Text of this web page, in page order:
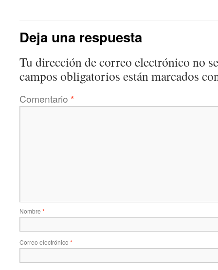
Deja una respuesta
Tu dirección de correo electrónico no
campos obligatorios están marcados
Comentario *
Nombre *
Correo electrónico *